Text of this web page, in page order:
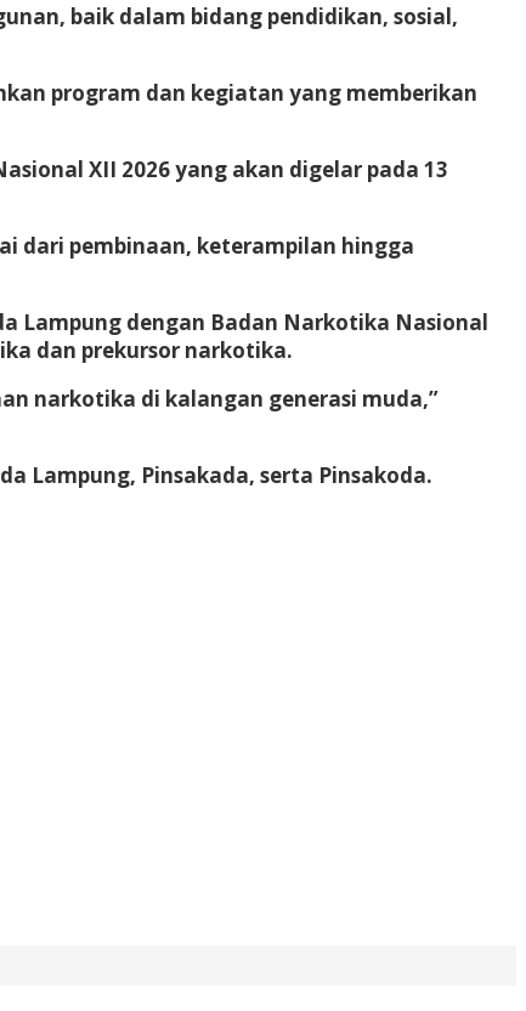
baik dalam bidang pendidikan, sosial,
program dan kegiatan yang memberikan
XII 2026 yang akan digelar pada 13
dari pembinaan, keterampilan hingga
Lampung dengan Badan Narkotika Nasional
dan prekursor narkotika.
narkotika di kalangan generasi muda,”
Lampung, Pinsakada, serta Pinsakoda.